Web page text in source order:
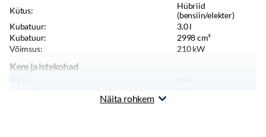
Kütus:
Hübriid
(bensiin/elekter)
Kubatuur:
3.0l
Kubatuur:
2998cm³
Võimsus:
210kW
Kere ja istekohad
Näita rohkem